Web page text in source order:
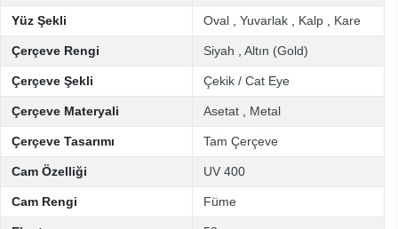
Yüz Şekli Oval Yuvarlak Kalp Kare
Çerçeve Rengi Siyah Altın (Gold)
Çerçeve Şekli Çekik / Cat Eye
Çerçeve Materyali Asetat Metal
Çerçeve Tasarımı Tam Çerçeve
Cam Özelliği UV 400
Cam Rengi Füme